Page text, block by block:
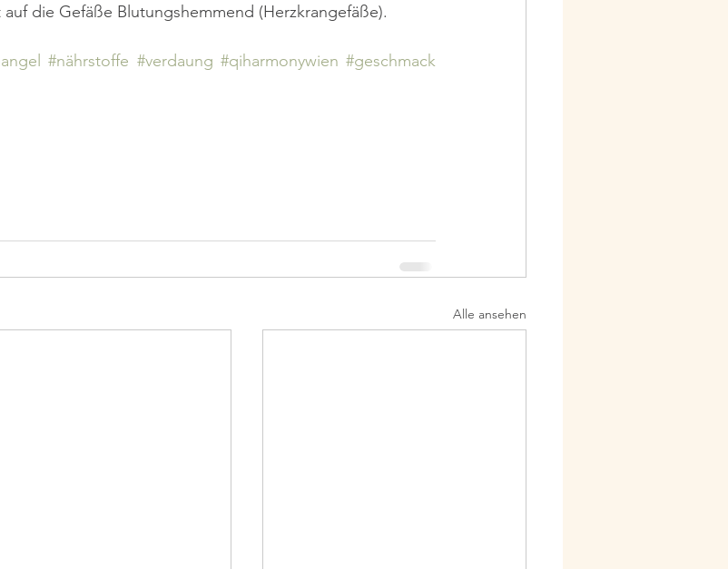
die Gefäße Blutungshemmend (Herzkrangefäße).
#nährstoffe #verdaung #qiharmonywien #geschmack
Alle ansehen